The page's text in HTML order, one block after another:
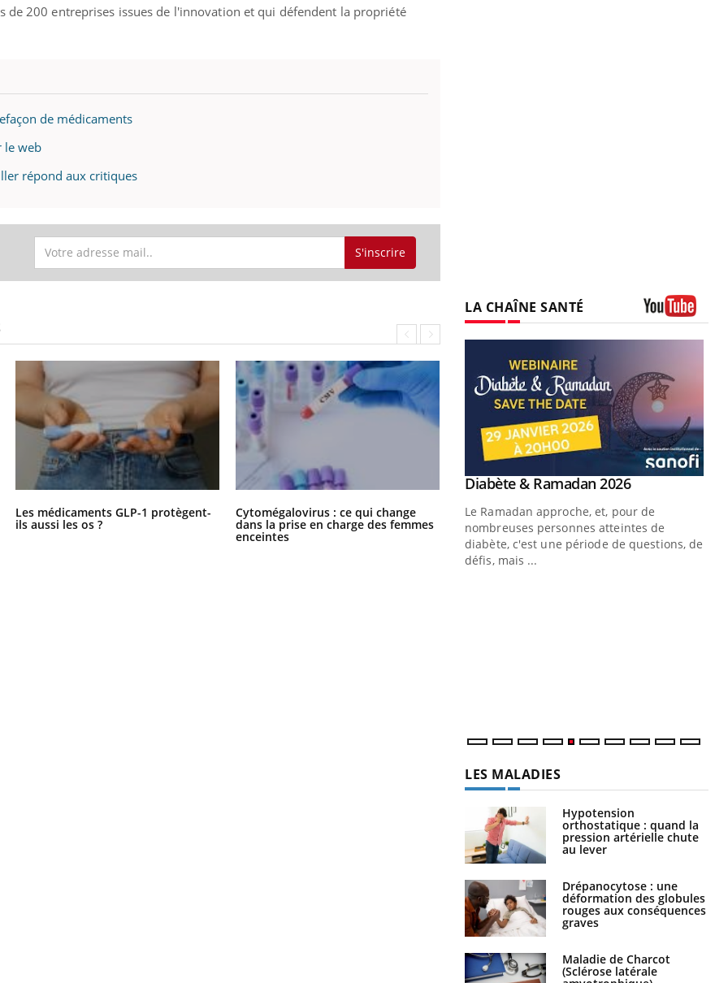
de 200 entreprises issues de l'innovation et qui défendent la propriété
de médicaments
le web
répond aux critiques
S'inscrire
Les médicaments GLP-1 protègent-
ils aussi les os ?
Cytomégalovirus : ce qui change
dans la prise en charge des femmes
enceintes
La sieste empêche-t-elle de dormir
la nuit ?
LA CHAÎNE SANTÉ
Chronique des Mains : se
arrive… et avec lui, un tout nouveau
Youtube
Diabète & Ramadan 2026Youtube
Le Ramadan approche, et, pour de
nombreuses personnes atteintes de
diabète, c'est une période de questions, de
défis, mais ...
LES MALADIES
Hypotension
orthostatique : quand la
pression artérielle chute
au lever
Drépanocytose : une
déformation des globules
rouges aux conséquences
graves
Maladie de Charcot
(Sclérose latérale